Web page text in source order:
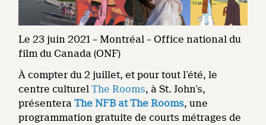
Le 23 juin 2021 – Montréal – Office national du
film du Canada (ONF)
À compter du 2 juillet, et pour tout l’été, le
centre culturelThe Rooms, à St. John’s,
présenteraThe NFB at The Rooms, une
programmation gratuite de courts métrages de